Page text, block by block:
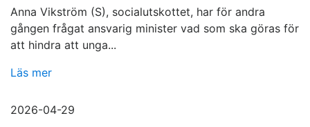
Anna Vikström (S), socialutskottet, har för andra
gången frågat ansvarig minister vad som ska göras för
att hindra att unga...
Läs mer
2026-04-29